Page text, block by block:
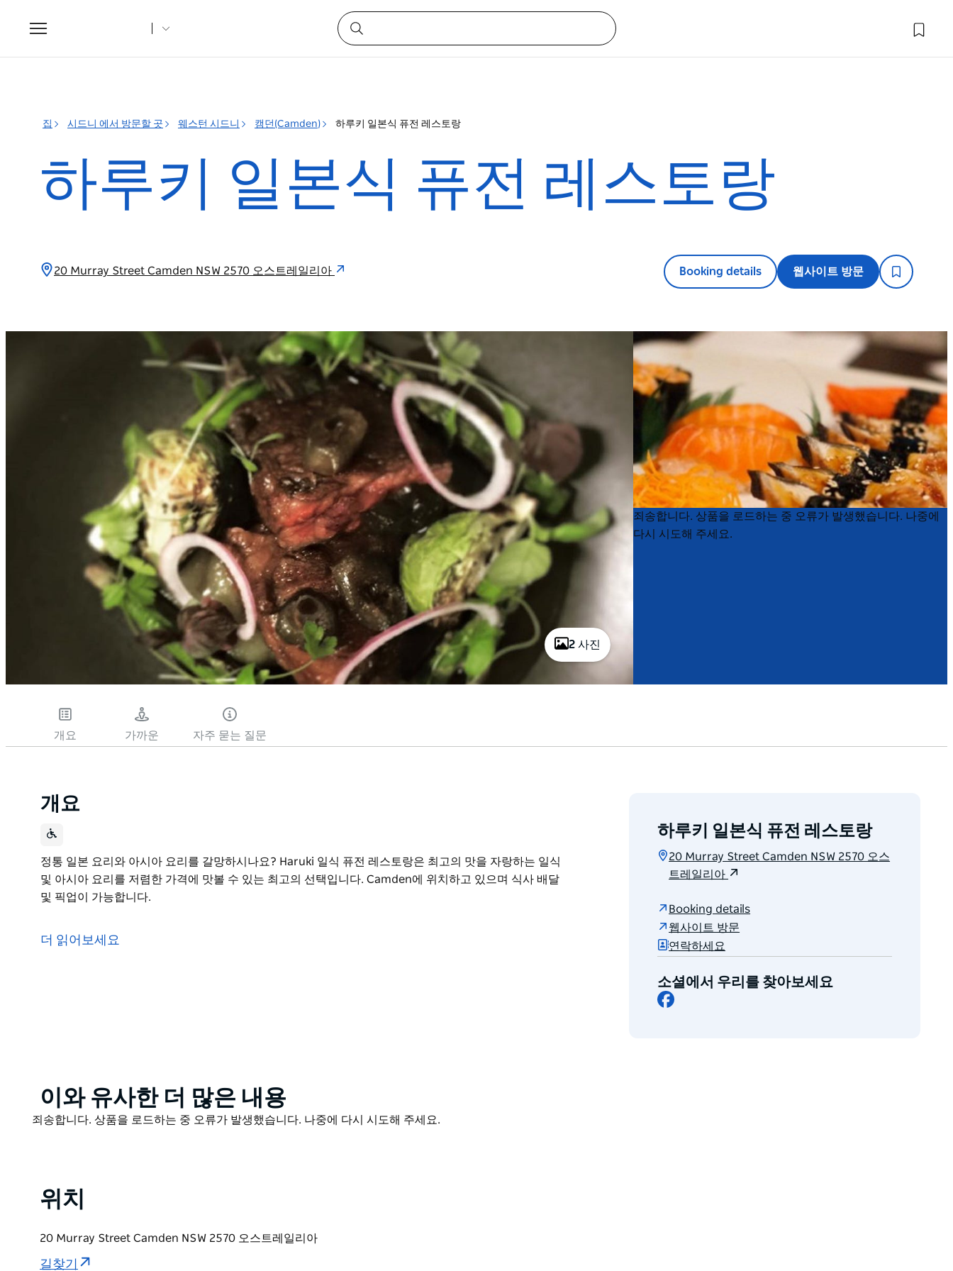
Toggle
navigation
집 시드니 에서 방문할 곳 웨스턴 시드니 캠던(Camden) 하루키 일본식 퓨전 레스토랑
하루키 일본식 퓨전 레스토랑
20 Murray Street Camden NSW 2570 오스트레일리아 Booking details 웹사이트 방문
2 사진
Product
List
Product
List
죄송합니다. 상품을 로드하는 중 오류가 발생했습니다. 나중에
다시 시도해 주세요.
개요 가까운 자주 묻는 질문
개요
정통 일본 요리와 아시아 요리를 갈망하시나요? Haruki 일식 퓨전 레스토랑은 최고의 맛을 자랑하는 일식
및 아시아 요리를 저렴한 가격에 맛볼 수 있는 최고의 선택입니다. Camden에 위치하고 있으며 식사 배달
및 픽업이 가능합니다.
및 아시아 요리를 저렴한 가격에 맛볼 수 있는 최고의 선택입니다. Camden에 위치하고 있으며 식사 배달
더 읽어보세요
하루키 일본식 퓨전 레스토랑
20 Murray Street Camden NSW 2570 오스
트레일리아
Booking details
웹사이트 방문
연락하세요
소셜에서 우리를 찾아보세요
Facebook
Product
List
이와 유사한 더 많은 내용
Product
죄송합니다. 상품을 로드하는 중 오류가 발생했습니다. 나중에 다시 시도해 주세요.
위치
20 Murray Street Camden NSW 2570 오스트레일리아
길찾기